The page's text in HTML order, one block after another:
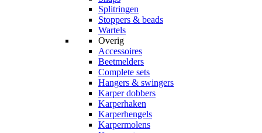
Splitringen
Stoppers & beads
Wartels
Overig
Accessoires
Beetmelders
Complete sets
Hangers & swingers
Karper dobbers
Karperhaken
Karperhengels
Karpermolens